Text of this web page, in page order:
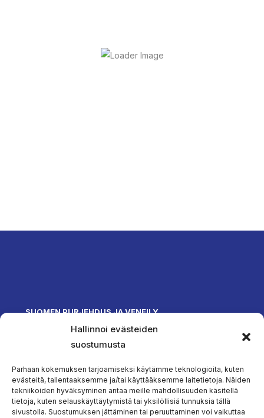
Hallinnoi evästeiden
suostumusta
Parhaan kokemuksen tarjoamiseksi käytämme teknologioita, kuten
evästeitä, tallentaaksemme ja/tai käyttääksemme laitetietoja. Näiden
tekniikoiden hyväksyminen antaa meille mahdollisuuden käsitellä
tietoja, kuten selauskäyttäytymistä tai yksilöllisiä tunnuksia tällä
sivustolla. Suostumuksen jättäminen tai peruuttaminen voi vaikuttaa
SUOMEN PURJEHDUS JA VENEILY
Olympiastadion
Paavo Nurmen tie 1
Yhteystiedot
SEURAA MEITÄ